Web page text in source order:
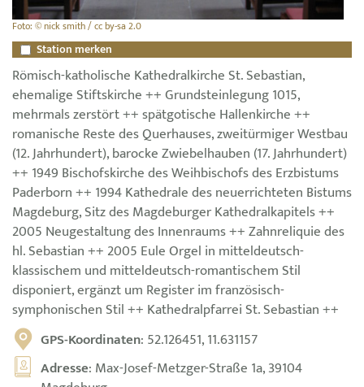
Foto: © nick smith / cc by-sa 2.0
Station merken
Römisch-katholische Kathedralkirche St. Sebastian,
ehemalige Stiftskirche ++ Grundsteinlegung 1015,
mehrmals zerstört ++ spätgotische Hallenkirche ++
romanische Reste des Querhauses, zweitürmiger Westbau
(12. Jahrhundert), barocke Zwiebelhauben (17. Jahrhundert)
++ 1949 Bischofskirche des Weihbischofs des Erzbistums
Paderborn ++ 1994 Kathedrale des neuerrichteten Bistums
Magdeburg, Sitz des Magdeburger Kathedralkapitels ++
2005 Neugestaltung des Innenraums ++ Zahnreliquie des
hl. Sebastian ++ 2005 Eule Orgel in mitteldeutsch-
klassischem und mitteldeutsch-romantischem Stil
disponiert, ergänzt um Register im französisch-
symphonischen Stil ++ Kathedralpfarrei St. Sebastian ++
GPS-Koordinaten: 52.126451, 11.631157
Adresse: Max-Josef-Metzger-Straße 1a, 39104